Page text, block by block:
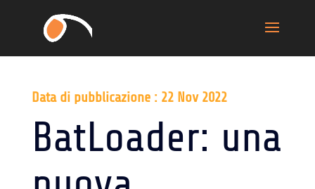
Data di pubblicazione : 22 Nov 2022
BatLoader: una